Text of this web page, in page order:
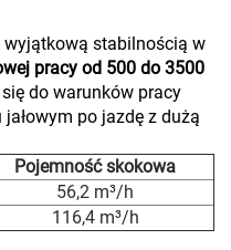
wyjątkową stabilnością w
pracy od 500 do 3500
do warunków pracy
po jazdę z dużą
Pojemność skokowa
56,2 m³/h
116,4 m³/h